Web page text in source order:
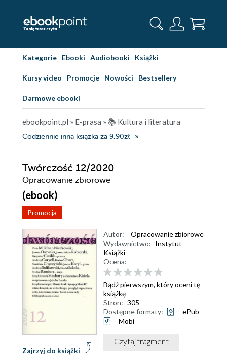
Kategorie Ebooki Audiobooki Książki
Kursy video Promocje Nowości Bestsellery
Darmowe ebooki
ebookpoint.pl » E-prasa » 📚 Kultura i literatura
Codziennie inna książka za 9,90zł
Twórczość 12/2020
Opracowanie zbiorowe
(ebook)
Promocja
Zajrzyj do książki
Autor:
Opracowanie zbiorowe
Wydawnictwo: Instytut
Książki
Ocena:
Bądź pierwszym, który oceni tę
książkę
Stron: 305
Dostępne formaty:
ePub
Mobi
Czytaj fragment